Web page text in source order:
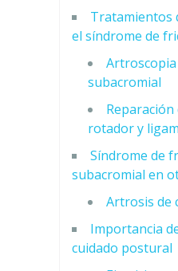
Tratamientos
el síndrome de
subacromial
rotador y
Síndrome de
subacromial en
Artrosis de
Importancia
cuidado postural